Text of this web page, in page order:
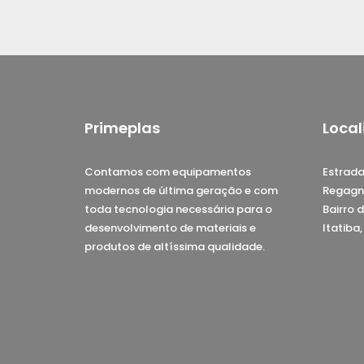
Primeplas
Contamos com equipamentos
modernos de última geração e com
toda tecnologia necessária para o
desenvolvimento de materiais e
produtos de altíssima qualidade.
Bairro
Itatiba,